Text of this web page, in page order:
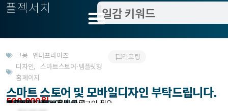
플젝서치
크몽 엔터프라이즈
디자인,스마트스토어·템플릿형
홈페이지
리포팅
스마트 스토어 및 모바일디자인 부탁드립니다.
500,000원
작업방식 : 외주
모집기한 : 크몽에서 확인
예상기간 : 14일
프로젝트조회 : 크몽에서 로그인 필요
받은제안 : 크몽에서 확인